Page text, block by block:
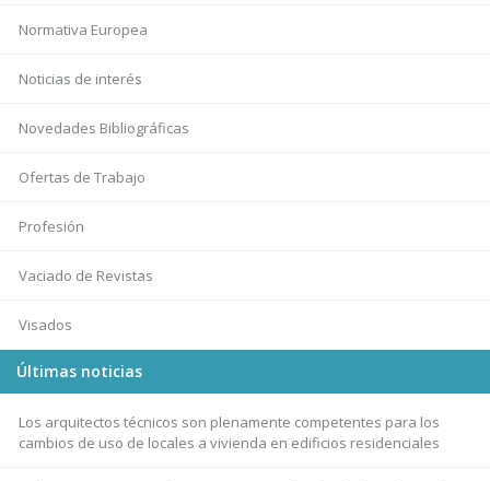
Normativa Europea
Noticias de interés
Novedades Bibliográficas
Ofertas de Trabajo
Profesión
Vaciado de Revistas
Visados
Últimas noticias
Los arquitectos técnicos son plenamente competentes para los
cambios de uso de locales a vivienda en edificios residenciales